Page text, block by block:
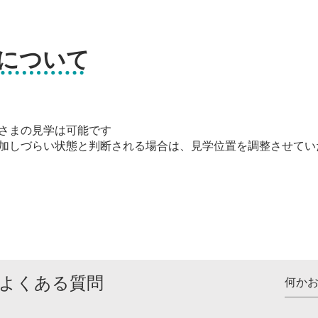
ついて
まの見学は可能です
しづらい状態と判断される場合は、見学位置を調整させて
くある質問